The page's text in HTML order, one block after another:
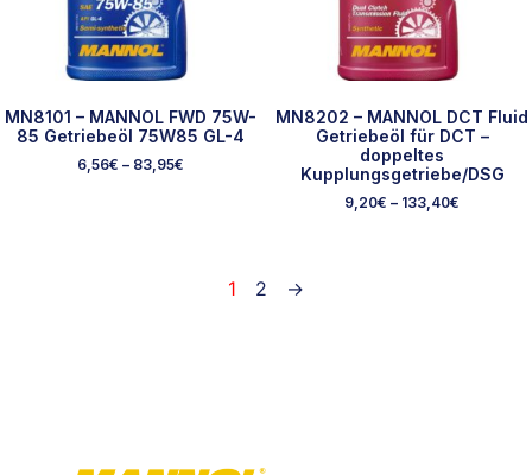
MN8101 – MANNOL FWD 75W-
85 Getriebeöl 75W85 GL-4
6,56€ – 83,95€
MN8202 – MANNOL DCT Fluid
Getriebeöl für DCT –
doppeltes
Kupplungsgetriebe/DSG
9,20€ – 133,40€
1 2 →